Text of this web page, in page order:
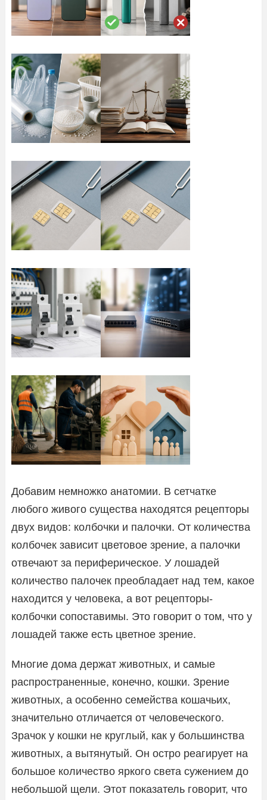
Добавим немножко анатомии. В сетчатке
любого живого существа находятся рецепторы
двух видов: колбочки и палочки. От количества
колбочек зависит цветовое зрение, а палочки
отвечают за периферическое. У лошадей
количество палочек преобладает над тем, какое
находится у человека, а вот рецепторы-
колбочки сопоставимы. Это говорит о том, что у
лошадей также есть цветное зрение.
Многие дома держат животных, и самые
распространенные, конечно, кошки. Зрение
животных, а особенно семейства кошачьих,
значительно отличается от человеческого.
Зрачок у кошки не круглый, как у большинства
животных, а вытянутый. Он остро реагирует на
большое количество яркого света сужением до
небольшой щели. Этот показатель говорит, что